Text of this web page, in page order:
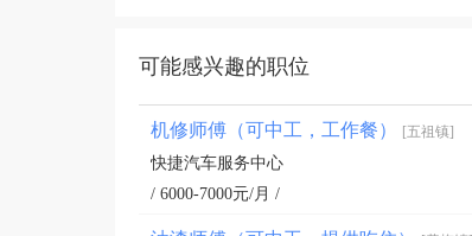
可能感兴趣的职位
机修师傅（可中工，工作餐） [五祖镇]
快捷汽车服务中心
/ 6000-7000元/月 /